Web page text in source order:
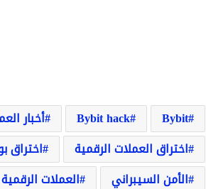
Bybit
Bybit hack أخبار
اختراق العملات الرقمية
اختراق
الأمن السيبراني
العملات الرقمية